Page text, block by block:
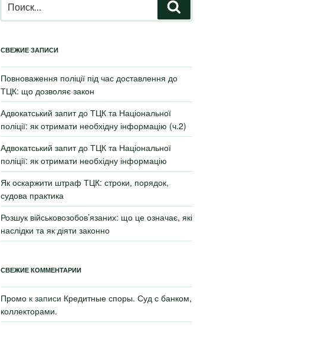
СВЕЖИЕ ЗАПИСИ
Повноваження поліції під час доставлення до
ТЦК: що дозволяє закон
Адвокатський запит до ТЦК та Національної
поліції: як отримати необхідну інформацію (ч.2)
Адвокатський запит до ТЦК та Національної
поліції: як отримати необхідну інформацію
Як оскаржити штраф ТЦК: строки, порядок,
судова практика
Розшук військовозобов’язаних: що це означає, які
наслідки та як діяти законно
СВЕЖИЕ КОММЕНТАРИИ
Промок записи Кредитные споры. Суд с банком,
коллекторами.